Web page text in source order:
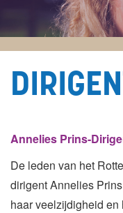
Annelies Prins-
De leden van het
dirigent Annelies
haar veelzijdigheid